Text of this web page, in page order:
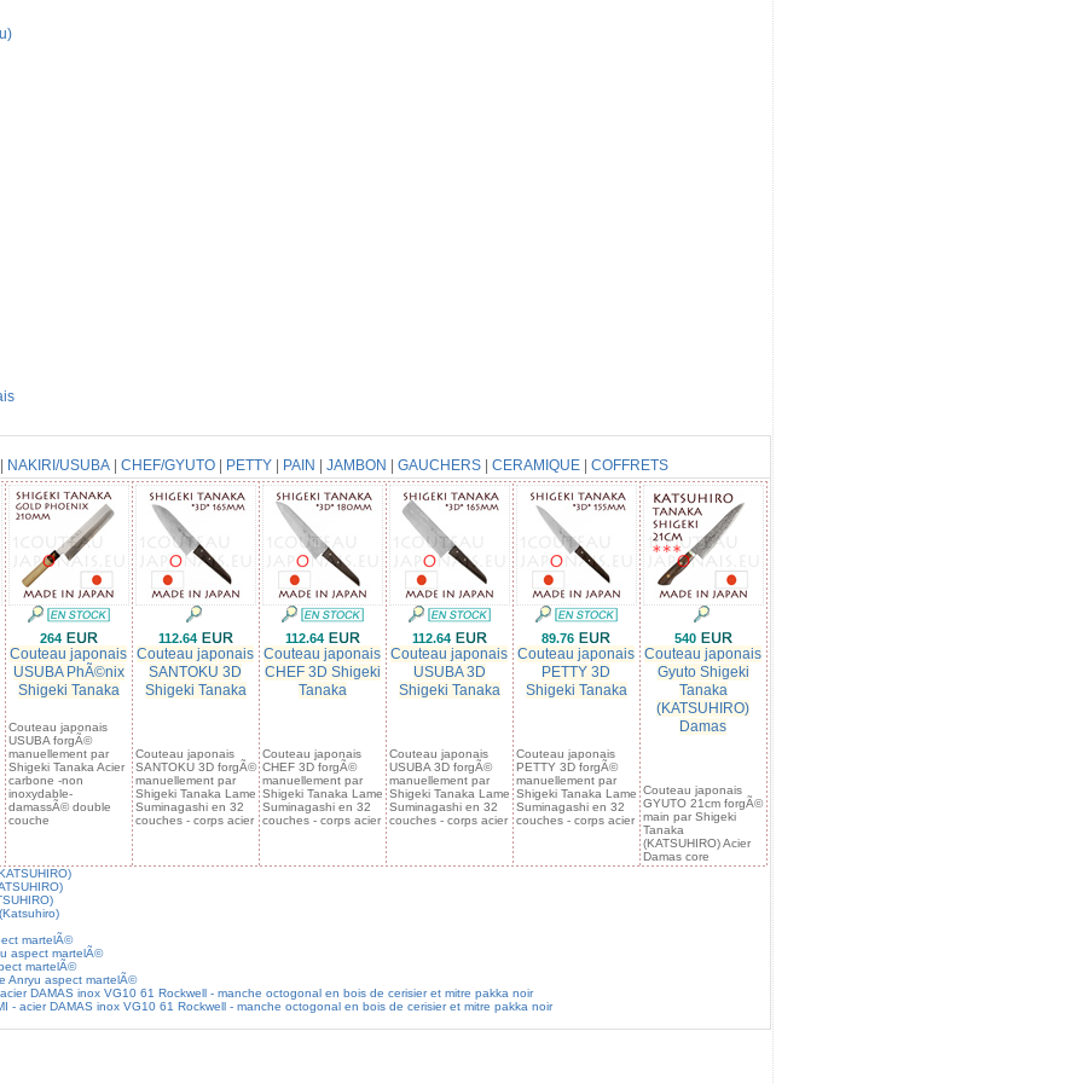
NAKIRI/USUBA| CHEF/GYUTO| PETTY| PAIN JAMBON GAUCHERS| CERAMIQUE| COFFRETS
264
Couteau japonais
USUBA PhÃ©nix
Shigeki Tanaka
Couteau japonais
USUBA forgÃ©
manuellement par
Shigeki Tanaka Acier
carbone -non
inoxydable-
damassÃ© double
couche
112.64
Couteau japonais
SANTOKU 3D
Shigeki Tanaka
Couteau japonais
SANTOKU 3D forgÃ©
manuellement par
Shigeki Tanaka Lame
Suminagashi en 32
couches - corps acier
112.64
Couteau japonais
CHEF 3D Shigeki
Tanaka
Couteau japonais
CHEF 3D forgÃ©
manuellement par
Shigeki Tanaka Lame
Suminagashi en 32
couches - corps acier
112.64
Couteau japonais
USUBA 3D
Shigeki Tanaka
Couteau japonais
USUBA 3D forgÃ©
manuellement par
Shigeki Tanaka Lame
Suminagashi en 32
couches - corps acier
89.76
Couteau japonais
PETTY 3D
Shigeki Tanaka
Couteau japonais
PETTY 3D forgÃ©
manuellement par
Shigeki Tanaka Lame
Suminagashi en 32
couches - corps acier
540
Couteau japonais
Gyuto Shigeki
Tanaka
(KATSUHIRO)
Damas
Couteau japonais
GYUTO 21cm forgÃ©
main par Shigeki
Tanaka
(KATSUHIRO) Acier
Damas core
martelÃ©
aspect martelÃ©
martelÃ©
Anryu aspect martelÃ©
DAMAS inox VG10 61 Rockwell - manche octogonal en bois de cerisier et mitre pakka noir
- acier DAMAS inox VG10 61 Rockwell - manche octogonal en bois de cerisier et mitre pakka noir